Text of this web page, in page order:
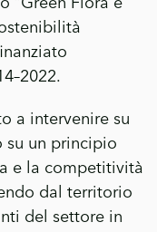
a intervenire su
su un principio
e la competitività
dal territorio
del settore in